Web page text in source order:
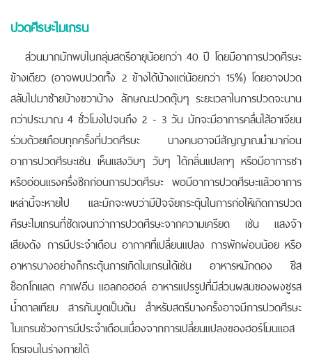
ปวดศีรษะไมเกรน
ส่วนมากมักพบในกลุ่มสตรีอายุน้อยกว่า 40 ปี โดยมีอาการปวดศีรษะ
ข้างเดียว (อาจพบปวดทั้ง 2 ข้างได้บ้างแต่น้อยกว่า 15%) โดยอาจปวด
สลับไปมาซ้ายบ้างขวาบ้าง ลักษณะปวดตุ๊บๆ ระยะเวลาในการปวดจะนาน
กว่าประมาณ 4 ชั่วโมงไปจนถึง 2 - 3 วัน มักจะมีอาการคลื่นไส้อาเจียน
ร่วมด้วยเกือบทุกครั้งที่ปวดศีรษะ บางคนอาจมีสัญญาณนำมาก่อน
อาการปวดศีรษะเช่น เห็นแสงวิบๆ วับๆ ได้กลิ่นแปลกๆ หรือมีอาการชา
หรืออ่อนแรงครึ่งซีกก่อนการปวดศีรษะ พอมีอาการปวดศีรษะแล้วอาการ
เหล่านี้จะหายไป และมักจะพบว่ามีปัจจัยกระตุ้นในการก่อให้เกิดการปวด
ศีรษะไมเกรนที่ชัดเจนกว่าการปวดศีรษะจากความเครียด เช่น แสงจ้า
เสียงดัง การมีประจำเดือน อากาศที่เปลี่ยนแปลง การพักผ่อนน้อย หรือ
อาหารบางอย่างก็กระตุ้นการเกิดไมเกรนได้เช่น อาหารหมักดอง ชีส
ช็อกโกแลต คาเฟอีน แอลกอฮอล์ อาหารแปรรูปที่มีส่วนผสมของผงชูรส
น้ำตาลเทียม สารกันบูดเป็นต้น สำหรับสตรีบางครั้งอาจมีการปวดศีรษะ
ไมเกรนช่วงการมีประจำเดือนเนื่องจากการเปลี่ยนแปลงของฮอร์โมนแอส
โตรเจนในร่างกายได้